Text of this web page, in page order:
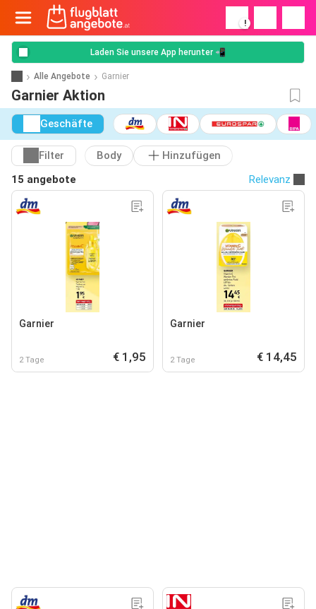
!
Laden Sie unsere App herunter 📲
Alle Angebote Garnier
Garnier Aktion
Geschäfte
Filter Body
Hinzufügen
15 angebote
Relevanz
Garnier
2 Tage € 1,95
Garnier
2 Tage € 14,45